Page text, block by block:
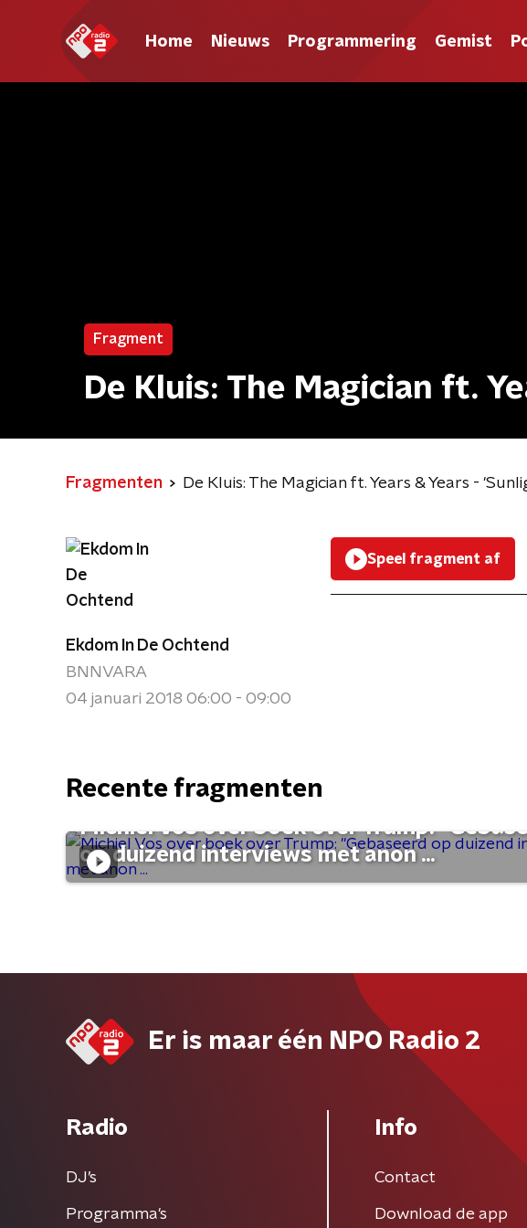
Home Nieuws Programmering Gemist
Fragment
De Kluis: The Magician ft.
Fragmenten De Kluis: The Magician ft. Years & Years -
Ekdom In De Ochtend
BNNVARA
04 januari 2018 06:00 - 09:00
Speel fragment af
Recente fragmenten
Michiel Vos over boek over Trump:
op duizend interviews met anon ...
Er is maar één NPO Radio 2
Radio
DJ’s
Programma's
Info
Contact
Download de app